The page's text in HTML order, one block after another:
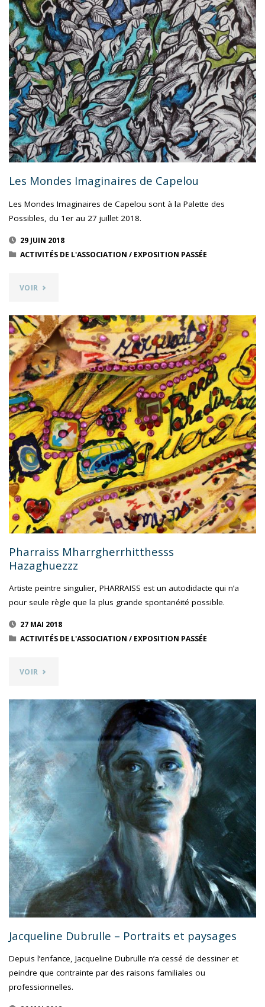
BARBARA
LOW
&
MARTINE
BORDENAVE"
Les Mondes Imaginaires de Capelou
Les Mondes Imaginaires de Capelou sont à la Palette des
Possibles, du 1er au 27 juillet 2018.
29 JUIN 2018
ACTIVITÉS DE L'ASSOCIATION / EXPOSITION PASSÉE
VOIR "LES
IMAGINAIRES
DE
CAPELOU"
Pharraiss Mharrgherrhitthesss
Hazaghuezzz
Artiste peintre singulier, PHARRAISS est un autodidacte qui n’a
pour seule règle que la plus grande spontanéité possible.
27 MAI 2018
ACTIVITÉS DE L'ASSOCIATION / EXPOSITION PASSÉE
VOIR "PHARRAISS
HAZAGHUEZZZ"
Jacqueline Dubrulle – Portraits et paysages
Depuis l’enfance, Jacqueline Dubrulle n’a cessé de dessiner et
peindre que contrainte par des raisons familiales ou
professionnelles.